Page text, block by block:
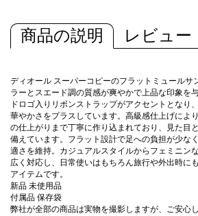
商品の説明 レビュー
ディオール スーパーコピーのフラットミュールサ
ラーとスエード調の質感が爽やかで上品な印象を
ドロゴ入りリボンストラップがアクセントとなり
華やかさをプラスしています。高級感仕上げによ
の仕上がりまで丁寧に作り込まれており、見た目
備えています。フラット設計で足への負担が少な
適さを維持。カジュアルスタイルからフェミニン
広く対応し、日常使いはもちろん旅行や外出時に
アイテムです。
新品 未使用品
付属品 保存袋
弊社が全部の商品は実物を撮影しますが、ご安心